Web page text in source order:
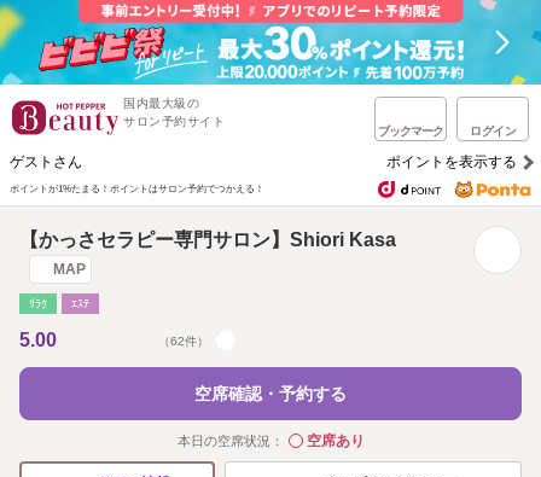
国内最大級の
サロン予約サイト
ブックマーク ログイン
ゲストさん ポイントを表示する
ポイントが1%たまる！ ポイントはサロン予約でつかえる！
【かっさセラピー専門サロン】Shiori Kasa
MAP
ﾘﾗｸ ｴｽﾃ
5.00 （62件）
空席確認・予約する
本日の空席状況： ◯空席あり